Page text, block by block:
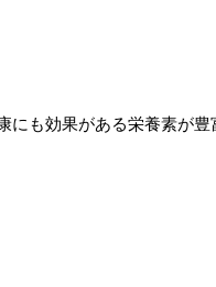
にも効果がある栄養素が